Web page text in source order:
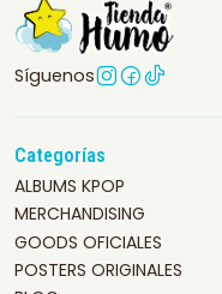
Síguenos
Categorías
ALBUMS KPOP
MERCHANDISING
GOODS OFICIALES
POSTERS ORIGINALES